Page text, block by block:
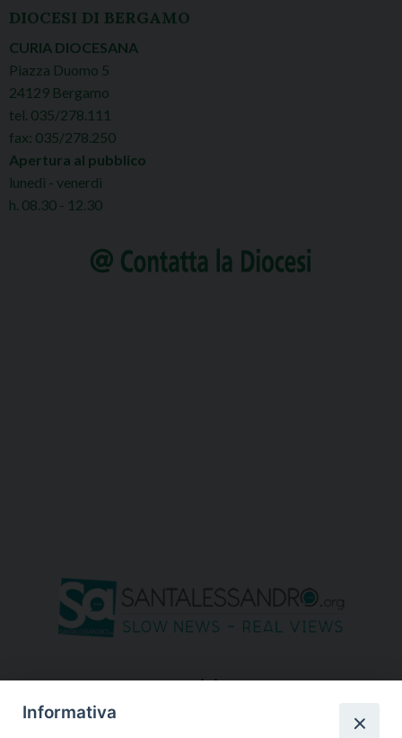
DIOCESI DI BERGAMO
CURIA DIOCESANA
Piazza Duomo 5
24129 Bergamo
tel. 035/278.111
fax: 035/278.250
Apertura al pubblico
lunedì - venerdì
h. 08.30 - 12.30
seguici su
Informativa